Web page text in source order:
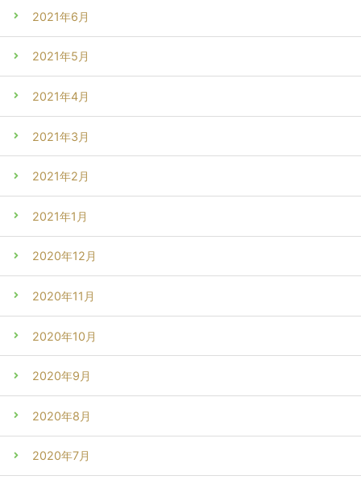
2021年6月
2021年5月
2021年4月
2021年3月
2021年2月
2021年1月
2020年12月
2020年11月
2020年10月
2020年9月
2020年8月
2020年7月